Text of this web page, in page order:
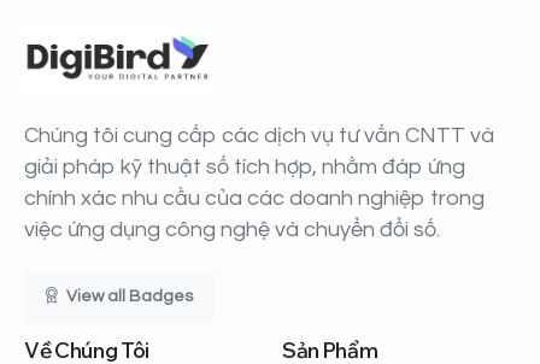
Chúng tôi cung cấp các dịch vụ tư vấn CNTT và
giải pháp kỹ thuật số tích hợp, nhằm đáp ứng
chính xác nhu cầu của các doanh nghiệp trong
việc ứng dụng công nghệ và chuyển đổi số.
View all Badges
VềChúngTôi Sản Phẩm